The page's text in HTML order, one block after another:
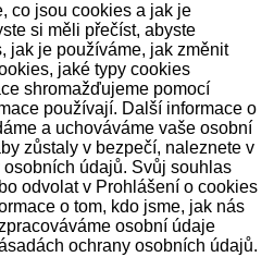
co jsou cookies a jak je
si měli přečíst, abyste
jak je používáme, jak změnit
jaké typy cookies
shromažďujeme pomocí
používají. Další informace o
a uchováváme vaše osobní
zůstaly v bezpečí, naleznete v
údajů. Svůj souhlas
odvolat v Prohlášení o cookies
o tom, kdo jsme, jak nás
osobní údaje
ochrany osobních údajů.